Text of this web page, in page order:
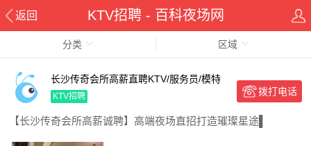
返回 KTV招聘 - 百科夜场网
分类 区域
长沙传奇会所高薪直聘KTV/服务员/模特
日结高薪 提供住宿 晋升快 不穿工衣 诚邀
加入
KTV招聘 拨打电话
【长沙传奇会所高薪诚聘】高端夜场直招打造璀璨星途▌